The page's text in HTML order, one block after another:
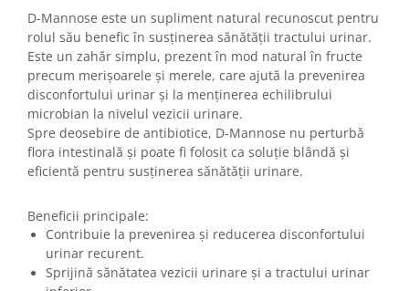
D-Mannose este un supliment natural recunoscut pentru
rolul său benefic în susținerea sănătății tractului urinar.
Este un zahăr simplu, prezent în mod natural în fructe
precum merișoarele și merele, care ajută la prevenirea
disconfortului urinar și la menținerea echilibrului
microbian la nivelul vezicii urinare.
Spre deosebire de antibiotice, D-Mannose nu perturbă
flora intestinală și poate fi folosit ca soluție blândă și
eficientă pentru susținerea sănătății urinare.
Beneficii principale:
Contribuie la prevenirea și reducerea disconfortului
urinar recurent.
Sprijină sănătatea vezicii urinare și a tractului urinar